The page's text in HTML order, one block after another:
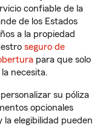
confiable de la
de los Estados
a la propiedad
seguro de
para que solo
necesita.
su póliza
opcionales
la elegibilidad pueden